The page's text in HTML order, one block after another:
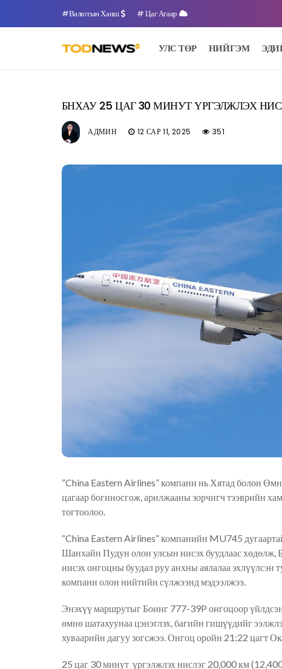
#Валютын Ханш # Цаг Агаар
УЛС ТӨР НИЙГЭМ
БНХАУ 25 ЦАГ 30 МИНУТ ҮРГЭЛЖЛЭХ
АДМИН 12 САР 11, 2025 351
“China Eastern Airlines”компани нь Хятад болон
цагаарбогиносгож, арилжааны зорчигч тээврийн
тогтоолоо.
“China Eastern Airlines”компанийн MU745
Шанхайн Пудун олон улсын нисэх буудлаас
нисэх онгоцны буудал руу анхны аялалаа эхлүүлсэн
компани олон нийтийн сүлжээнд мэдээлжээ
Энэхүү маршрутыг Боинг 777-39P онгоцоор үйл
өмнөшатахуунаа цэнэглэх, багийн гишүүдийг
хуваарийн дагуу зогсжээ . Онгоц оройн 21:22 цагт
25 цаг 30 минут үргэлжлэхнислэг 20,000 км